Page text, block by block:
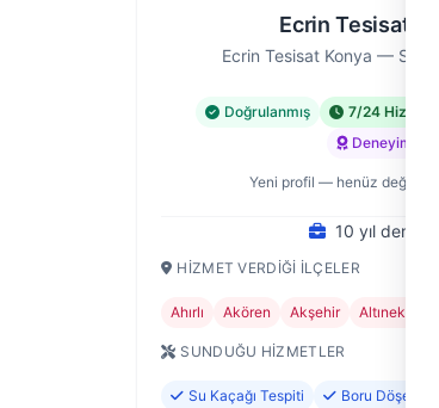
Ecrin Tesisat
Ecrin Tesisat Konya — Su
Doğrulanmış 7/24 Hizmet
Deneyimli
Yeni profil — henüz
10 yıl deneyim
HIZMET VERDIĞI İLÇELER
Ahırlı Akören Akşehir Altınekin
SUNDUĞU HIZMETLER
Su Kaçağı Tespiti
Boru Döşeme